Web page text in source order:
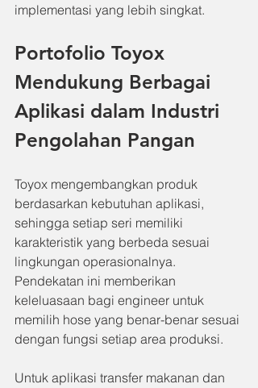
implementasi yang lebih singkat.
Portofolio Toyox
Mendukung Berbagai
Aplikasi dalam Industri
Pengolahan Pangan
Toyox mengembangkan produk
berdasarkan kebutuhan aplikasi,
sehingga setiap seri memiliki
karakteristik yang berbeda sesuai
lingkungan operasionalnya.
Pendekatan ini memberikan
keleluasaan bagi engineer untuk
memilih hose yang benar-benar sesuai
dengan fungsi setiap area produksi.
Untuk aplikasi transfer makanan dan